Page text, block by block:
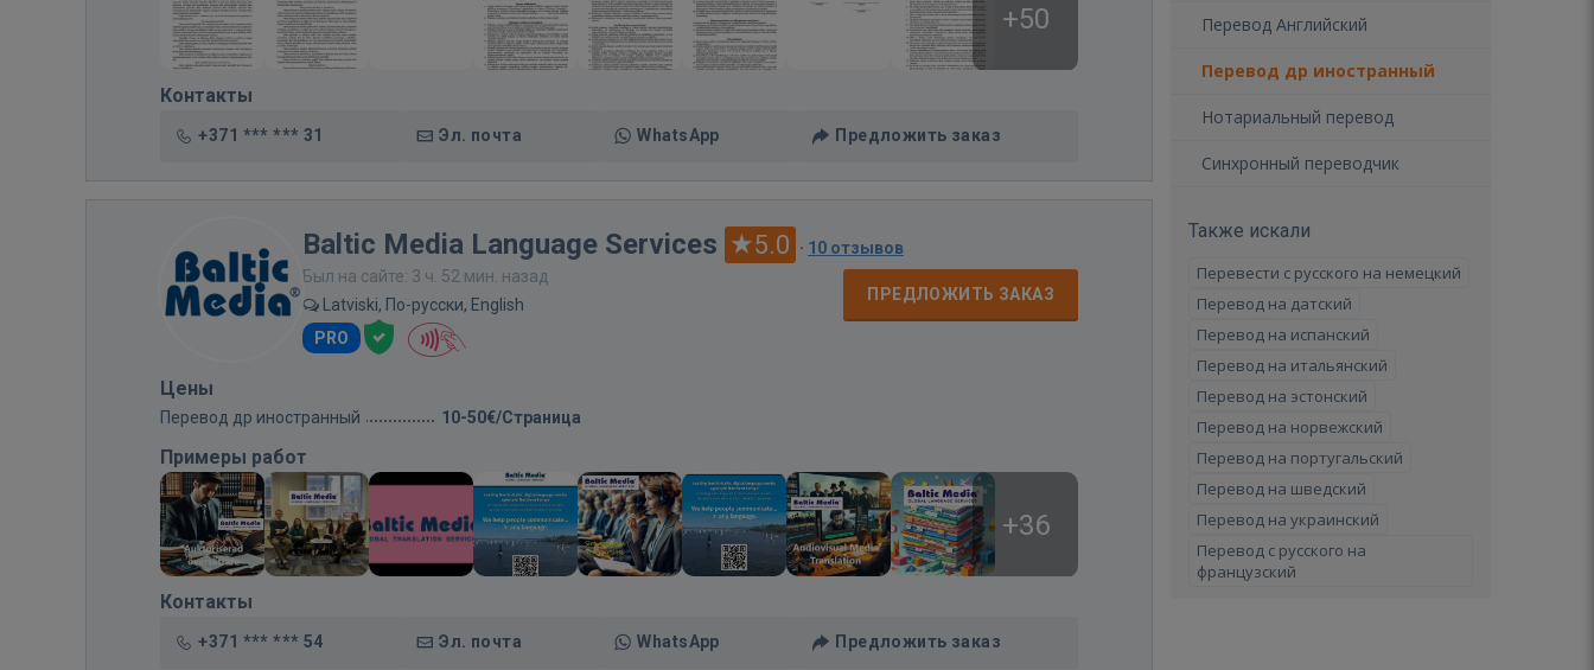
+50
Контакты
+371 *** *** 31 Эл. почта WhatsApp Предложить заказ
Baltic Media Language Services 5.0 · 10 отзывов
Был на сайте: 3 ч. 52 мин. назад
Latviski, По-русски, English
PRO
ПРЕДЛОЖИТЬ ЗАКАЗ
Цены
Перевод др иностранный 10-50€/Страница
Примеры работ
+36
Контакты
+371 *** *** 54 Эл. почта WhatsApp Предложить заказ
Перевод Английский
Перевод др иностранный
Нотариальный перевод
Синхронный переводчик
Также искали
Перевести с русского на немецкий
Перевод на датский
Перевод на испанский
Перевод на итальянский
Перевод на эстонский
Перевод на норвежский
Перевод на португальский
Перевод на шведский
Перевод на украинский
Перевод с русского на
французский